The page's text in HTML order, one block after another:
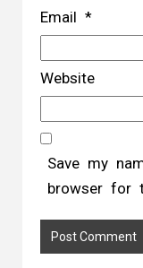
Email *
Website
Save my
browser for